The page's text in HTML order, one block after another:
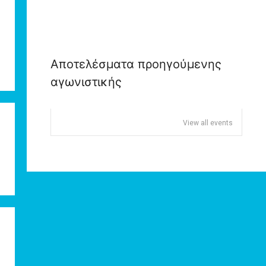
Αποτελέσματα προηγούμενης
αγωνιστικής
View all events